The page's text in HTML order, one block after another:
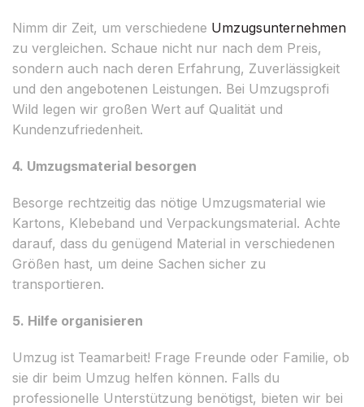
Nimm dir Zeit, um verschiedene Umzugsunternehmen
zu vergleichen. Schaue nicht nur nach dem Preis,
sondern auch nach deren Erfahrung, Zuverlässigkeit
und den angebotenen Leistungen. Bei Umzugsprofi
Wild legen wir großen Wert auf Qualität und
Kundenzufriedenheit.
4. Umzugsmaterial besorgen
Besorge rechtzeitig das nötige Umzugsmaterial wie
Kartons, Klebeband und Verpackungsmaterial. Achte
darauf, dass du genügend Material in verschiedenen
Größen hast, um deine Sachen sicher zu
transportieren.
5. Hilfe organisieren
Umzug ist Teamarbeit! Frage Freunde oder Familie, ob
sie dir beim Umzug helfen können. Falls du
professionelle Unterstützung benötigst, bieten wir bei